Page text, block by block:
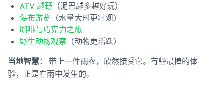
ATV 越野 （泥巴越多越好玩）
瀑布游览 （水量大时更壮观）
咖啡与巧克力之旅
野生动物观察 （动物更活跃）
当地智慧：
带上一件雨衣，欣然接受它。有些最棒的体
验，正是在雨中发生的。